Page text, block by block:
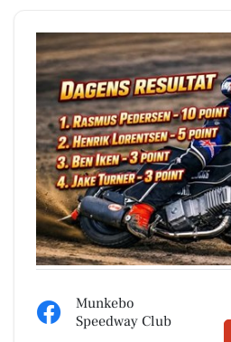
Munkebo
Speedway Club